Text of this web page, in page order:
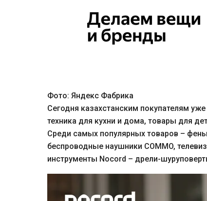
Фото: Яндекс Фабрика
Сегодня казахстанским покупателям
техника для кухни и дома, товары для
Среди самых популярных товаров –
беспроводные наушники COMMO,
инструменты Nocord – дрели-